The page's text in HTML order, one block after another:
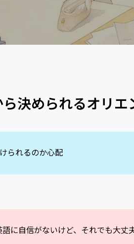
決められるオリエ
られるのか心配
語に自信がないけど、それでも大丈